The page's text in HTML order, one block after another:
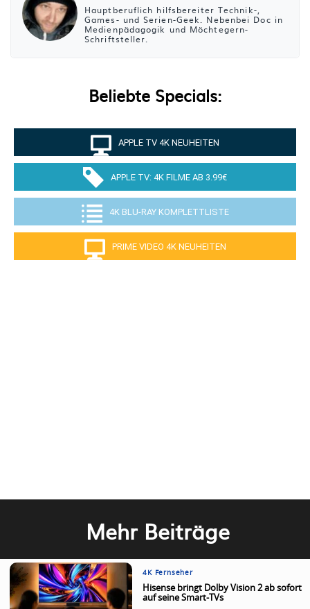
Hauptberuflich hilfsbereiter Technik-,
Games- und Serien-Geek. Nebenbei Doc in
Medienpädagogik und Möchtegern-
Schriftsteller.
Beliebte Specials:
APPLE TV 4K NEUHEITEN
APPLE TV: 4K FILME AB 3.99€
4K BLU-RAY KOMPLETTLISTE
PRIME VIDEO 4K NEUHEITEN
Mehr Beiträge
4K Fernseher
Hisense bringt Dolby Vision 2 ab sofort
auf seine Smart-TVs